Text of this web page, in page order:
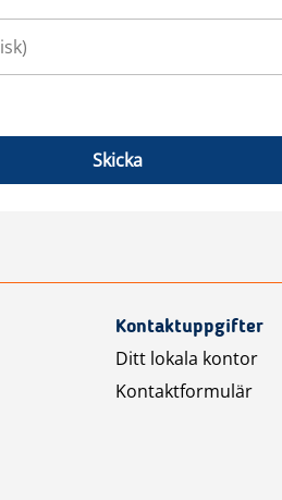
Skicka
Kontaktuppgifter
Ditt lokala kontor
Kontaktformulär